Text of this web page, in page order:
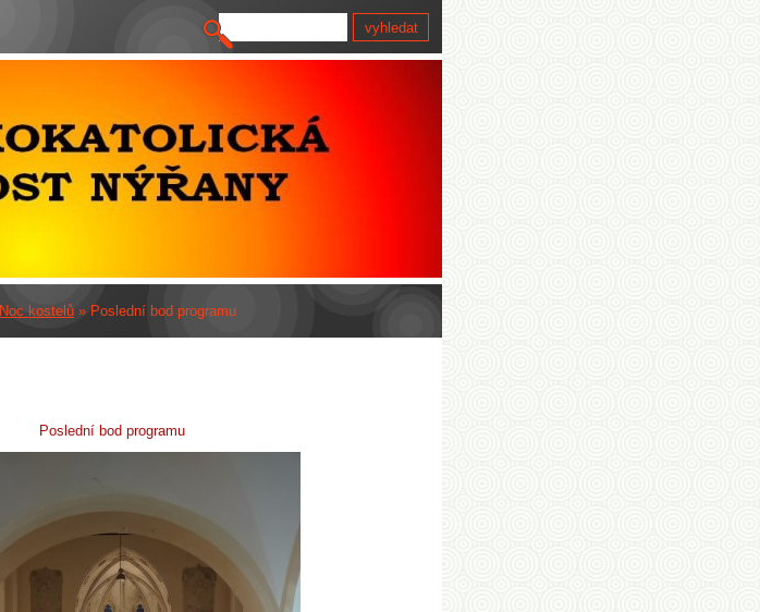
Noc kostelů » Poslední bod programu
Poslední bod programu